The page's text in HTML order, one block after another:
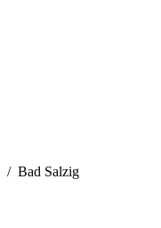
/ Bad Salzig